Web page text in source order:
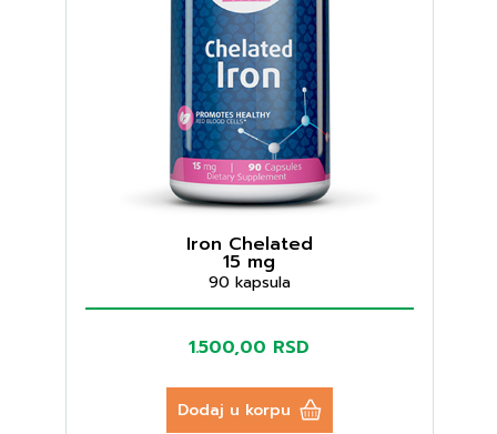
Iron Chelated
15 mg
90 kapsula
1.500,00 RSD
Dodaj u korpu